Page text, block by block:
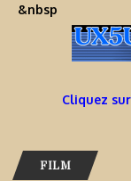
&nbsp
Cliquez
FILM